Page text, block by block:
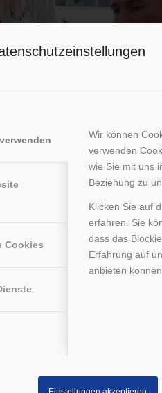
Cookies
Wir können
verwenden
wie Sie mit uns
Beziehung zu
Klicken Sie auf
erfahren. Sie
dass das
Erfahrung auf
anbieten können.